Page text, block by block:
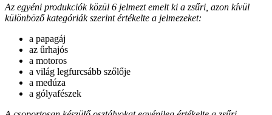
Az egyéni produkciók közül 6 jelmezt emelt ki a zsűri, azon kívül
különböző kategóriák szerint értékelte a jelmezeket:
a papagáj
az űrhajós
a motoros
a világ legfurcsább szőlője
a medúza
a gólyafészek